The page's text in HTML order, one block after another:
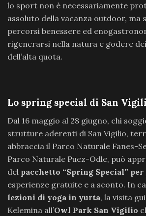
lo sport non è necessariamente
assoluto della vacanza outdoor, ma
percorsi benessere ed
rigenerarsi nella natura e godere
dell’alta quota.
Lo spring special di San
Dal 16 maggio al 28 giugno, chi
strutture aderenti di San Vigilio,
abbraccia il Parco Naturale Fanes-
Parco Naturale Puez-Odle, può
del pacchetto “Spring Special” per
esperienze gratuite e a sconto. In
lezioni di yoga in yurta, la visita
Kelemina all’Owl Park San Vigilio